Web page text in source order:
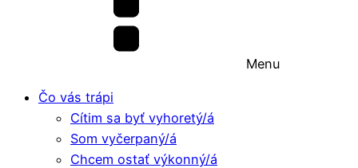
Menu
Čo vás trápi
Cítim sa byť vyhoretý/á
Som vyčerpaný/á
Chcem ostať výkonný/á